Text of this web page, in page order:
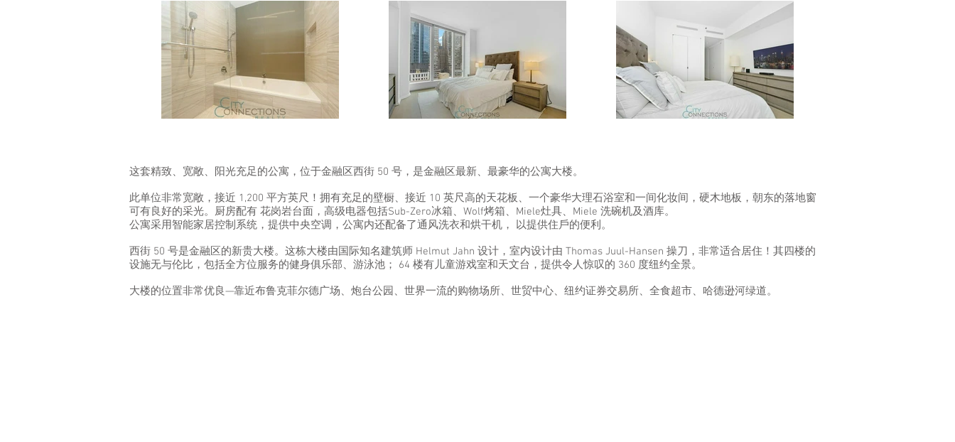
这套精致、宽敞、阳光充足的公寓，位于金融区西街 50 号，是金融区最新、最豪华的公寓大楼。
此单位非常宽敞，接近 1,200 平方英尺！拥有充足的壁橱、接近 10 英尺高的天花板、一个豪华大理石浴室和一间化妆间，硬木地板，朝东的落地窗
可有良好的采光。厨房配有 花岗岩台面，高级电器包括Sub-Zero冰箱、Wolf烤箱、Miele灶具、Miele 洗碗机及酒库。
公寓采用智能家居控制系统，提供中央空调，公寓内还配备了通风洗衣和烘干机， 以提供住戶的便利。
西街 50 号是金融区的新贵大楼。这栋大楼由国际知名建筑师 Helmut Jahn 设计，室内设计由 Thomas Juul-Hansen 操刀，非常适合居住！其四楼的
设施无与伦比，包括全方位服务的健身俱乐部、游泳池； 64 楼有儿童游戏室和天文台，提供令人惊叹的 360 度纽约全景。
大楼的位置非常优良—靠近布鲁克菲尔德广场、炮台公园、世界一流的购物场所、世贸中心、纽约证券交易所、全食超市、哈德逊河绿道。